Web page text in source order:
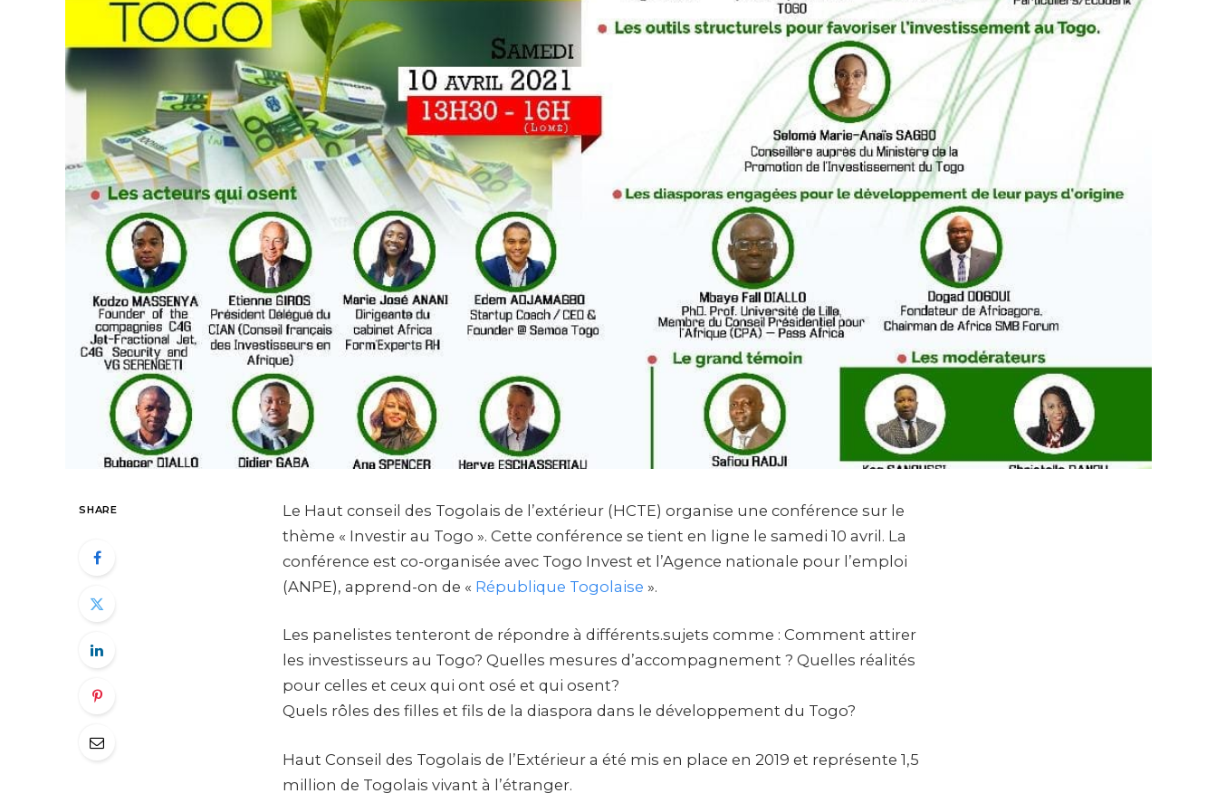
SHARE
Le Haut conseil des Togolais de l’extérieur (HCTE) organise une conférence sur le
thème « Investir au Togo ». Cette conférence se tient en ligne le samedi 10 avril. La
conférence est co-organisée avec Togo Invest et l’Agence nationale pour l’emploi
(ANPE), apprend-on de « République Togolaise ».
Les panelistes tenteront de répondre à différents.sujets comme : Comment attirer
les investisseurs au Togo? Quelles mesures d’accompagnement ? Quelles réalités
pour celles et ceux qui ont osé et qui osent?
Quels rôles des filles et fils de la diaspora dans le développement du Togo?
Haut Conseil des Togolais de l’Extérieur a été mis en place en 2019 et représente 1,5
million de Togolais vivant à l’étranger.